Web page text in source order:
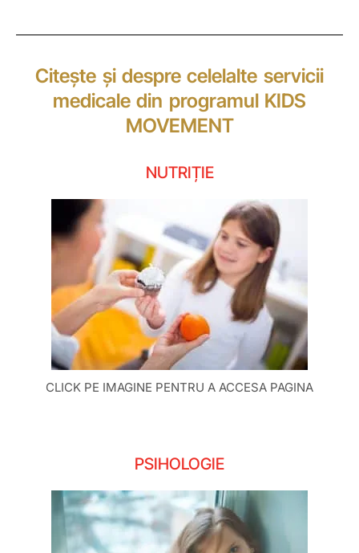
Citește și despre celelalte servicii
medicale din programul KIDS
MOVEMENT
NUTRIȚIE
CLICK PE IMAGINE PENTRU A ACCESA PAGINA
PSIHOLOGIE